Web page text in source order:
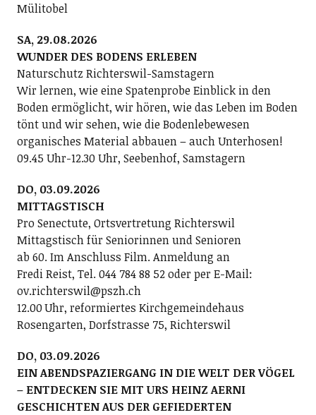
Mülitobel
SA, 29.08.2026
WUNDER DES BODENS ERLEBEN
Naturschutz Richterswil-Samstagern
Wir lernen, wie eine Spatenprobe Einblick in den
Boden ermöglicht, wir hören, wie das Leben im Boden
tönt und wir sehen, wie die Bodenlebewesen
organisches Material abbauen – auch Unterhosen!
09.45 Uhr-12.30 Uhr, Seebenhof, Samstagern
DO, 03.09.2026
MITTAGSTISCH
Pro Senectute, Ortsvertretung Richterswil
Mittagstisch für Seniorinnen und Senioren
ab 60. Im Anschluss Film. Anmeldung an
Fredi Reist, Tel. 044 784 88 52 oder per E-Mail:
ov.richterswil@pszh.ch
12.00 Uhr, reformiertes Kirchgemeindehaus
Rosengarten, Dorfstrasse 75, Richterswil
DO, 03.09.2026
EIN ABENDSPAZIERGANG IN DIE WELT DER VÖGEL
– ENTDECKEN SIE MIT URS HEINZ AERNI
GESCHICHTEN AUS DER GEFIEDERTEN